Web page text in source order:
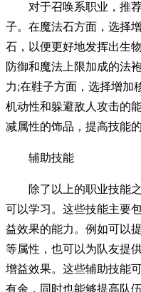
对于召唤系职业，推
子。在魔法石方面，选择
石，以便更好地发挥出生
防御和魔法上限加成的法
力;在鞋子方面，选择增加
机动性和躲避敌人攻击的
减属性的饰品，提高技能
辅助技能
除了以上的职业技能
可以学习。这些技能主要
益效果的能力。例如可以
等属性，也可以为队友提
增益效果。这些辅助技能
有余，同时也能够提高队